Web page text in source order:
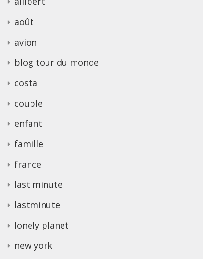
août
avion
blog tour du monde
costa
couple
enfant
famille
france
last minute
lastminute
lonely planet
new york